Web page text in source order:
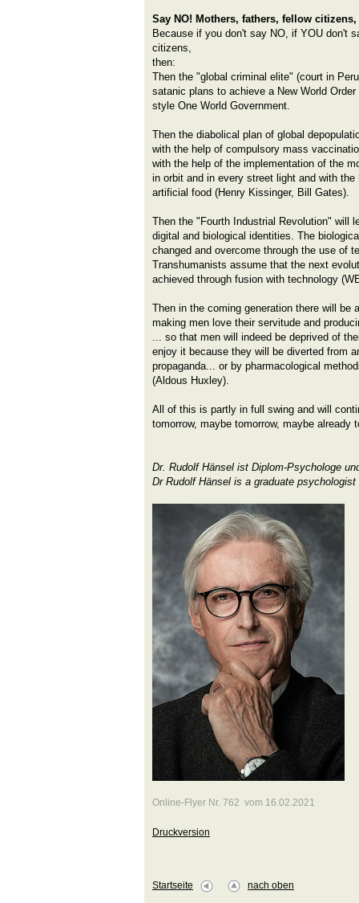
Say NO! Mothers, fathers, fellow citizens,
Because if you don't say NO, if YOU don't
citizens,
then:
Then the "global criminal elite" (court in
satanic plans to achieve a New World
style One World Government.
Then the diabolical plan of global
with the help of compulsory mass
with the help of the implementation of the
in orbit and in every street light and with
artificial food (Henry Kissinger, Bill Gates).
Then the "Fourth Industrial Revolution" will
digital and biological identities. The
changed and overcome through the use of
Transhumanists assume that the next
achieved through fusion with technology
Then in the coming generation there will be
making men love their servitude and
... so that men will indeed be deprived of
enjoy it because they will be diverted from
propaganda... or by pharmacological
(Aldous Huxley).
All of this is partly in full swing and will
tomorrow, maybe tomorrow, maybe
Dr. Rudolf Hänsel ist Diplom-Psychologe
Dr Rudolf Hänsel is a graduate
Online-Flyer Nr. 762 vom 16.02.2021
Druckversion
Startseite nach oben